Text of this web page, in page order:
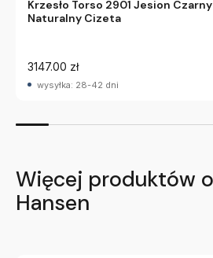
Krzesło Torso 2901 Jesion
Naturalny Cizeta
3147.00 zł
wysyłka: 28-42 dni
Więcej produktów
Hansen